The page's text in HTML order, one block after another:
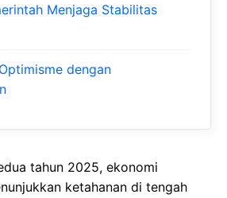
Menjaga Stabilitas
dengan
tahun 2025, ekonomi
ketahanan di tengah